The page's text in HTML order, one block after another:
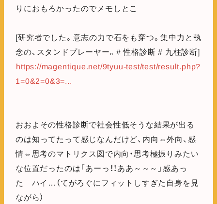
りにおもろかったのでメモしとこ
[研究者でした。意志の力で石をも穿つ。集中力と執
念の、スタンドプレーヤー。# 性格診断 # 九柱診断]
https://magentique.net/9tyuu-test/test/result.php?
1=0&2=0&3=...
おおよその性格診断で社会性低そうな結果が出る
のは知ってたって感じなんだけど、内向⇔外向、感
情⇔思考のマトリクス図で内向・思考極振りみたい
な位置だったのは「あーっ！！ああ～～～」感あっ
た ハイ…（てがろぐにフィットしすぎた自身を見
ながら）